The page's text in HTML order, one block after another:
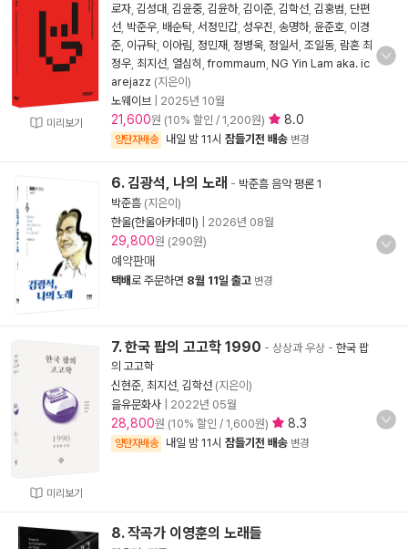
미리보기
로자 김성대 김윤중 김윤하, 김이준 김학선 김홍범 단편
선 박준우 배순탁 서정민갑 성우진 송명하, 윤준호 이경
준 이규탁 이아림 정민재 정병욱 정일서 조일동 람혼 최
정우 최지선 열심히 ,frommaum NG Yin Lam aka. ic
arejazz (지은이)
노웨이브
2025년 10월
21,600원 (10% 할인 / 1,200원) 8.0
양탄자배송 내일 밤 11시 잠들기전 배송 변경
6. 김광석, 나의 노래 - 박준흠 음악 평론 1
박준흠 (지은이)
한울(한울아카데미)
2026년 08월
29,800원 (290원)
예약판매
택배로 주문하면 8월 11일 출고 변경
미리보기
7. 한국 팝의 고고학 1990 - 상상과 우상 - 한국 팝
의 고고학
신현준 최지선 김학선 (지은이)
을유문화사
2022년 05월
28,800원 (10% 할인 / 1,600원) 8.3
양탄자배송 내일 밤 11시 잠들기전 배송 변경
8. 작곡가 이영훈의 노래들